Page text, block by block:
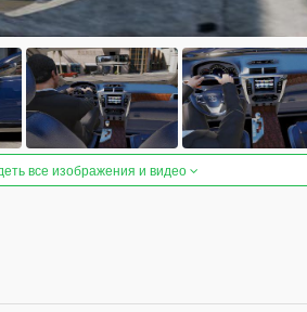
все изображения и видео